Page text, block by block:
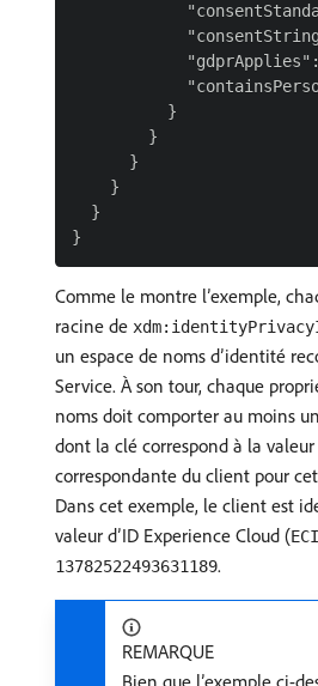
          }
        }
      }
    }
  }
Comme le montre l’exemple,
racine de
un espace de noms d’identité
Service. À son tour, chaque
noms doit comporter au moins
dont la clé correspond à la
correspondante du client pour
Dans cet exemple, le client est
valeur d’ID Experience Cloud (
13782522493631189.
REMARQUE
Bien que l’exemple ci-